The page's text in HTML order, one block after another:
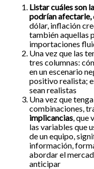
Listar cuáles son
podrían afectarle,
dólar, inflación
también aquellas
importaciones
Una vez que las
tres columnas:
en un escenario
positivo realista;
sean realistas
Una vez que
combinaciones,
implicancias, que
las variables que
de un equipo,
información,
abordar el
anticipar